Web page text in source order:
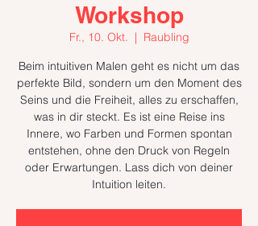
Workshop
Fr., 10. Okt.
  |
Raubling
Beim intuitiven Malen geht es nicht um das
perfekte Bild, sondern um den Moment des
Seins und die Freiheit, alles zu erschaffen,
was in dir steckt. Es ist eine Reise ins
Innere, wo Farben und Formen spontan
entstehen, ohne den Druck von Regeln
oder Erwartungen. Lass dich von deiner
Intuition leiten.